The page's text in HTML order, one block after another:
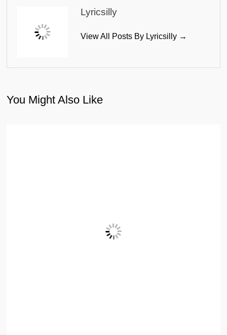
Lyricsilly
View All Posts By Lyricsilly →
You Might Also Like